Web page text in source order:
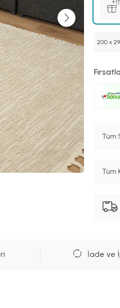
200 x
Tüm
Tüm
İade ve